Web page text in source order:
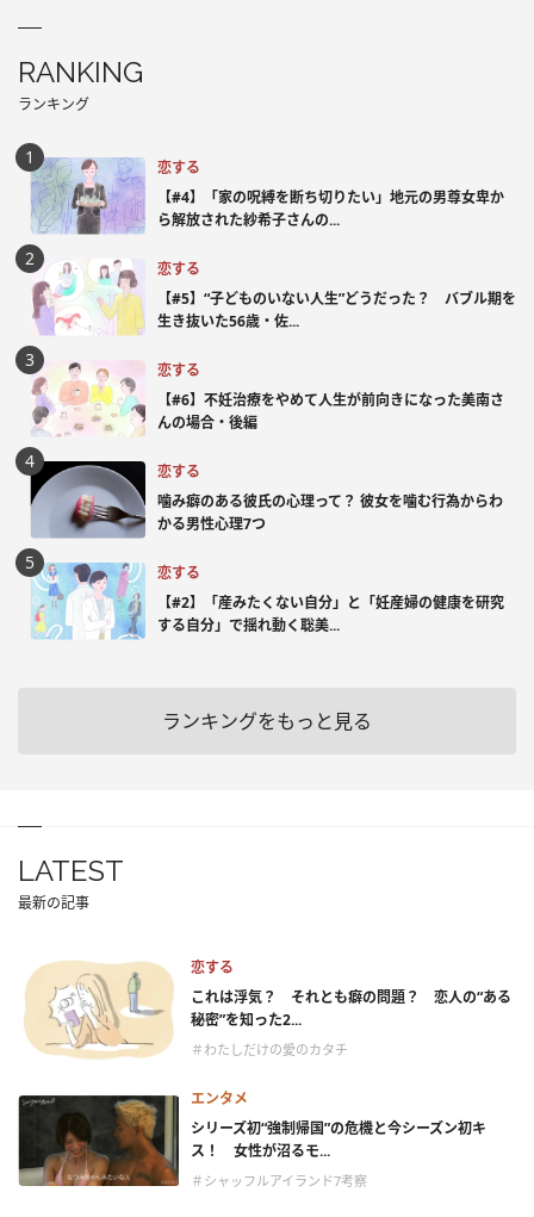
RANKING
ランキング
恋する
【#4】「家の呪縛を断ち切りたい」地元の男尊女卑か
ら解放された紗希子さんの...
恋する
【#5】“子どものいない人生”どうだった？ バブル期を
生き抜いた56歳・佐...
恋する
【#6】不妊治療をやめて人生が前向きになった美南さ
んの場合・後編
恋する
噛み癖のある彼氏の心理って？ 彼女を噛む行為からわ
かる男性心理7つ
恋する
【#2】「産みたくない自分」と「妊産婦の健康を研究
する自分」で揺れ動く聡美...
ランキングをもっと見る
LATEST
最新の記事
恋する
これは浮気？ それとも癖の問題？ 恋人の“ある
秘密”を知った2...
＃わたしだけの愛のカタチ
エンタメ
シリーズ初“強制帰国”の危機と今シーズン初キ
ス！ 女性が沼るモ...
＃シャッフルアイランド7考察